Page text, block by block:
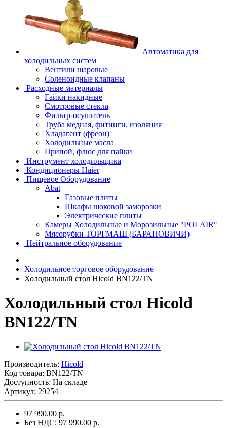
Автоматика для
холодильных систем
Вентили шаровые
Соленоидные клапаны
Расходные материалы
Гайки накидные
Смотровые стекла
Фильтр-осушитель
Труба медная, фитинги, изоляция
Хладагент (фреон)
Холодильные масла
Припой, флюс для пайки
Инструмент холодильщика
Кондиционеры Haier
Пищевое Оборудование
Abat
Газовые плиты
Шкафы шоковой заморозки
Электрические плиты
Камеры Холодильные и Морозильные "POLAIR"
Мясорубки ТОРГМАШ (БАРАНОВИЧИ)
Нейтральное оборудование
Холодильное торговое оборудование
Холодильный стол Hicold BN122/TN
Холодильный стол Hicold
BN122/TN
Производитель: Hicold
Код товара: BN122/TN
Доступность: На складе
Артикул: 29254
97 990.00 р.
Без НДС: 97 990.00 р.